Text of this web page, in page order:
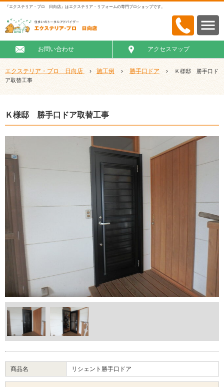
『エクステリア・プロ 日向店』はエクステリア・リフォームの専門プロショップです。
お問い合わせ アクセスマップ
エクステリア・プロ 日向店 › 施工例 › 勝手口ドア ›
Ｋ様邸 勝手口ド
ア取替工事
Ｋ様邸 勝手口ドア取替工事
商品名 リシェント勝手口ドア